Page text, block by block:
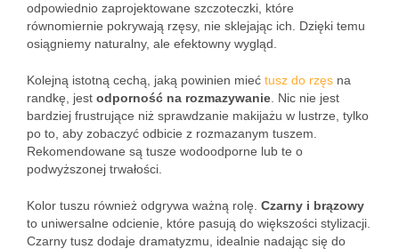
odpowiednio zaprojektowane szczoteczki, które
równomiernie pokrywają rzęsy, nie sklejając ich. Dzięki temu
osiągniemy naturalny, ale efektowny wygląd.
Kolejną istotną cechą, jaką powinien mieć tusz do rzęs na
randkę, jest odporność na rozmazywanie . Nic nie jest
bardziej frustrujące niż sprawdzanie makijażu w lustrze, tylko
po to, aby zobaczyć odbicie z rozmazanym tuszem.
Rekomendowane są tusze wodoodporne lub te o
podwyższonej trwałości.
Kolor tuszu również odgrywa ważną rolę. Czarny i brązowy
to uniwersalne odcienie, które pasują do większości stylizacji.
Czarny tusz dodaje dramatyzmu, idealnie nadając się do